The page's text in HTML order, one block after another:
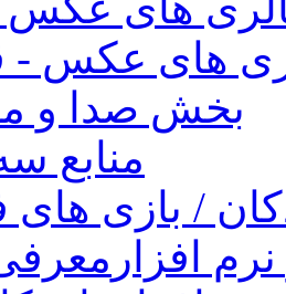
های عکس -
بخش صدا و
منابع
/ بازی های
افزار